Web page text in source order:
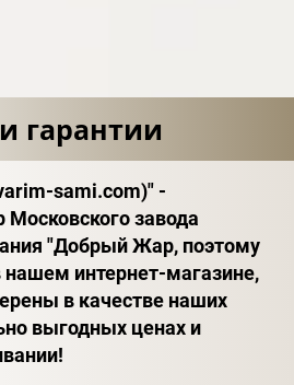
гарантии
sami.com)" -
Московского завода
"Добрый Жар, поэтому
нашем интернет-магазине,
в качестве наших
выгодных ценах и